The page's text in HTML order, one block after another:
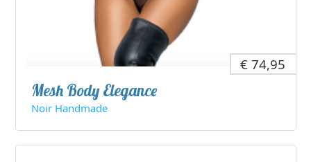
€ 74,95
Mesh Body Elegance
Noir Handmade